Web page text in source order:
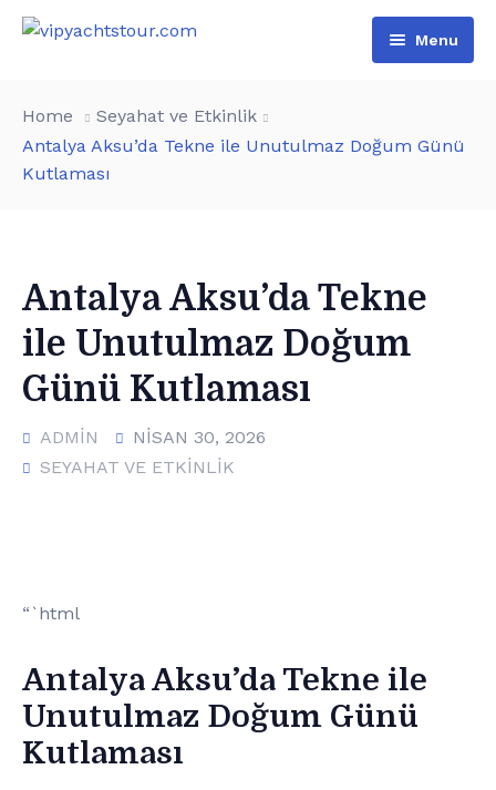
Menu
All Boats
Special Day Events
List of water sports
Additional services
Türkçe
English
Home
Seyahat ve Etkinlik
Antalya Aksu’da Tekne ile Unutulmaz Doğum Günü
Kutlaması
Antalya Aksu’da Tekne
ile Unutulmaz Doğum
Günü Kutlaması
ADMIN
NISAN 30, 2026
SEYAHAT VE ETKINLIK
“`html
Antalya Aksu’da Tekne ile
Unutulmaz Doğum Günü
Kutlaması